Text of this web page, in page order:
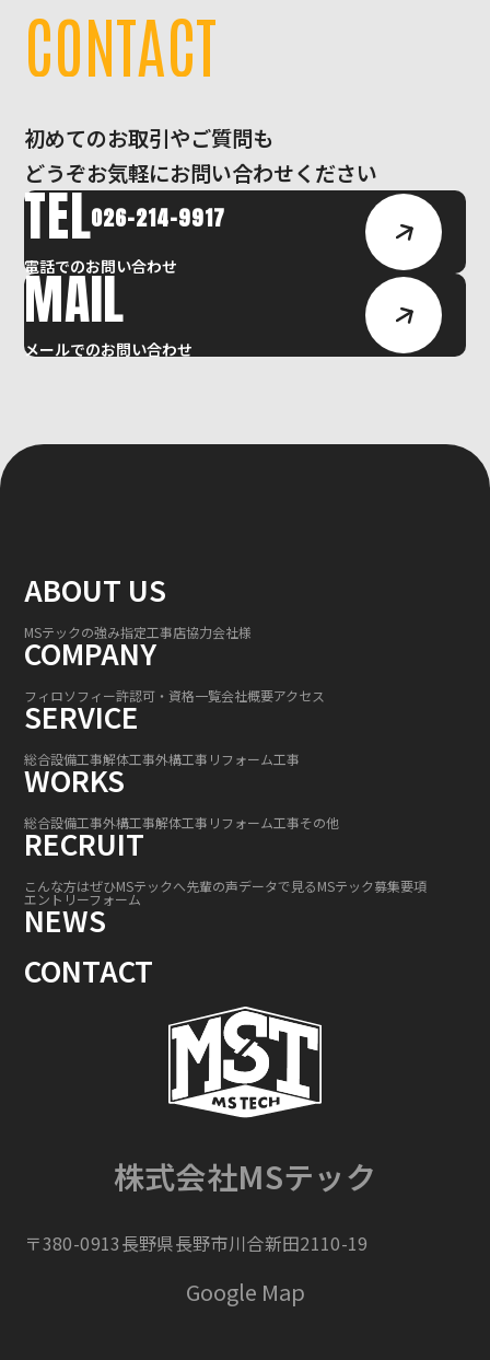
CONTACT
初めてのお取引やご質問も
どうぞお気軽にお問い合わせください
TEL026-214-9917
電話でのお問い合わせ
MAIL
メールでのお問い合わせ
株式会社MSテック
〒380-0913長野県長野市川合新田2110-19
Google Map
ABOUT US
MSテックの強み指定工事店協力会社様
COMPANY
フィロソフィー許認可・資格一覧会社概要アクセス
SERVICE
総合設備工事解体工事外構工事 リフォーム工事
WORKS
総合設備工事外構工事解体工事 リフォーム工事その他
RECRUIT
こんな方はぜひMSテックへ先輩の声データで見るMSテック募集要項
エントリーフォーム
NEWS
CONTACT